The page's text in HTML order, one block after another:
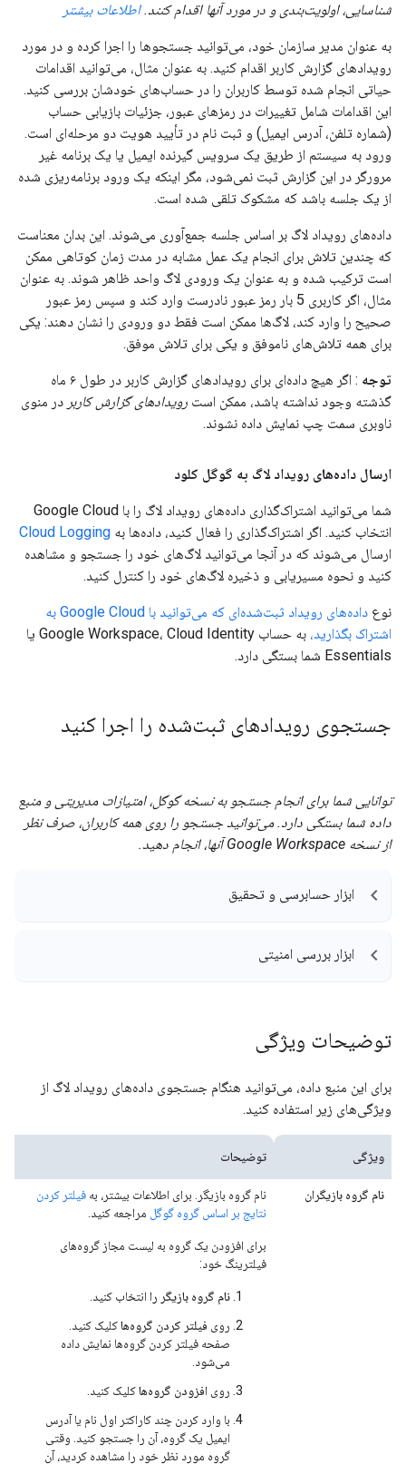
شناسایی، اولویت‌بندی و در مورد آنها اقدام کنند.اطلاعات بیشتر
به عنوان مدیر سازمان خود، می‌توانید جستجوها را اجرا کرده و در مورد
رویدادهای گزارش کاربر اقدام کنید. به عنوان مثال، می‌توانید اقدامات
حیاتی انجام شده توسط کاربران را در حساب‌های خودشان بررسی کنید.
این اقدامات شامل تغییرات در رمزهای عبور، جزئیات بازیابی حساب
(شماره تلفن، آدرس ایمیل) و ثبت نام در تأیید هویت دو مرحله‌ای است.
ورود به سیستم از طریق یک سرویس گیرنده ایمیل یا یک برنامه غیر
مرورگر در این گزارش ثبت نمی‌شود، مگر اینکه یک ورود برنامه‌ریزی شده
از یک جلسه باشد که مشکوک تلقی شده است.
داده‌های رویداد لاگ بر اساس جلسه جمع‌آوری می‌شوند. این بدان معناست
که چندین تلاش برای انجام یک عمل مشابه در مدت زمان کوتاهی ممکن
است ترکیب شده و به عنوان یک ورودی لاگ واحد ظاهر شوند. به عنوان
مثال، اگر کاربری 5 بار رمز عبور نادرست وارد کند و سپس رمز عبور
صحیح را وارد کند، لاگ‌ها ممکن است فقط دو ورودی را نشان دهند: یکی
برای همه تلاش‌های ناموفق و یکی برای تلاش موفق.
توجه
: اگر هیچ داده‌ای برای رویدادهای گزارش کاربر در طول ۶ ماه
گذشته وجود نداشته باشد، ممکن است رویدادهای گزارش کاربر در منوی
ناوبری سمت چپ نمایش داده نشوند.
ارسال داده‌های رویداد لاگ به گوگل کلود
شما می‌توانید اشتراک‌گذاری داده‌های رویداد لاگ را با Google Cloud
انتخاب کنید. اگر اشتراک‌گذاری را فعال کنید، داده‌ها به Cloud Logging
ارسال می‌شوند که در آنجا می‌توانید لاگ‌های خود را جستجو و مشاهده
کنید و نحوه مسیریابی و ذخیره لاگ‌های خود را کنترل کنید.
نوع
داده‌های رویداد ثبت‌شده‌ای که می‌توانید با Google Cloud به
اشتراک بگذارید،
به حساب Google Workspace، Cloud Identity یا
Essentials شما بستگی دارد.
جستجوی رویدادهای ثبت‌شده را اجرا کنید
توانایی شما برای انجام جستجو به نسخه گوگل، امتیازات مدیریتی و منبع
داده شما بستگی دارد. می‌توانید جستجو را روی همه کاربران، صرف نظر
از نسخه Google Workspace آنها، انجام دهید.
ابزار حسابرسی و تحقیق
ابزار بررسی امنیتی
توضیحات ویژگی
برای این منبع داده، می‌توانید هنگام جستجوی داده‌های رویداد لاگ از
ویژگی‌های زیر استفاده کنید.
ویژگی توضیحات
نام گروه بازیگران نام گروه بازیگر. برای اطلاعات بیشتر، به فیلتر کردن
نتایج بر اساس گروه گوگل مراجعه کنید.
برای افزودن یک گروه به لیست مجاز گروه‌های
فیلترینگ خود:
نام گروه بازیگر را انتخاب کنید.
روی فیلتر کردن گروه‌هاکلیک کنید.
صفحه فیلتر کردن گروه‌ها نمایش داده
می‌شود.
روی افزودن گروه‌هاکلیک کنید.
با وارد کردن چند کاراکتر اول نام یا آدرس
ایمیل یک گروه، آن را جستجو کنید. وقتی
گروه مورد نظر خود را مشاهده کردید، آن